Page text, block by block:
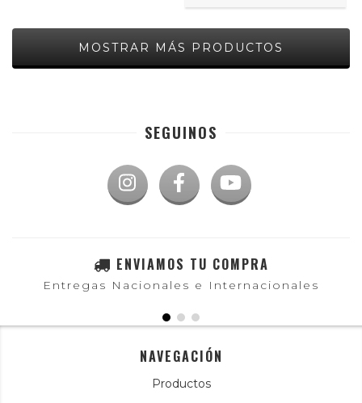
MOSTRAR MÁS PRODUCTOS
SEGUINOS
ENVIAMOS TU COMPRA
Entregas Nacionales e Internacionales
NAVEGACIÓN
Productos